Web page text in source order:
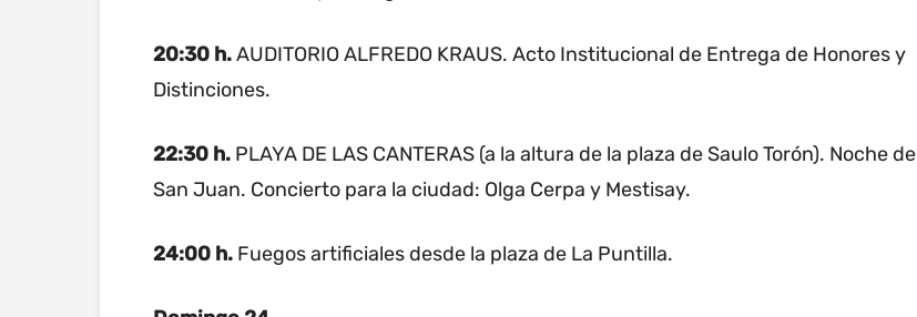
20:30 h.AUDITORIO ALFREDO KRAUS. Acto Institucional de Entrega de Honores y
Distinciones.
22:30 h. PLAYA DE LAS CANTERAS (a la altura de la plaza de Saulo Torón). Noche de
San Juan. Concierto para la ciudad: Olga Cerpa y Mestisay.
24:00 h. Fuegos artificiales desde la plaza de La Puntilla.